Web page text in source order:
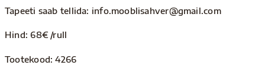
Tapeeti saab tellida: info.mooblisahver@gmail.com
Hind: 68€ /rull
Tootekood: 4266